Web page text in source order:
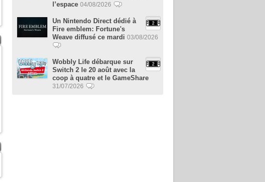
l’espace 04/08/2026
Un Nintendo Direct dédié à
Fire emblem: Fortune's
Weave diffusé ce mardi 03/08/2026
Wobbly Life débarque sur
Switch 2 le 20 août avec la
coop à quatre et le GameShare
31/07/2026